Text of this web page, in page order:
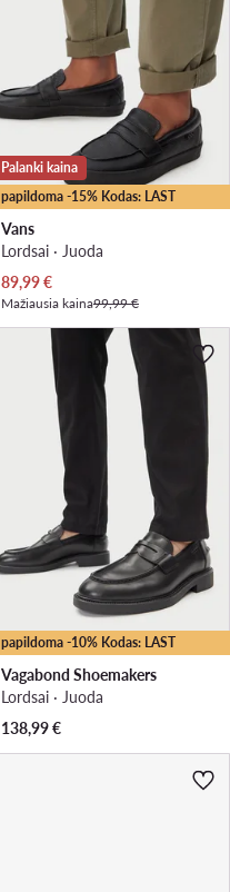
papildoma -15% Kodas: LAST
Palanki kaina
Vans
Lordsai · Juoda
Dabartinė kaina
89,99€
Mažiausia kaina99,99 €
papildoma -10% Kodas: LAST
Vagabond Shoemakers
Lordsai · Juoda
138,99€